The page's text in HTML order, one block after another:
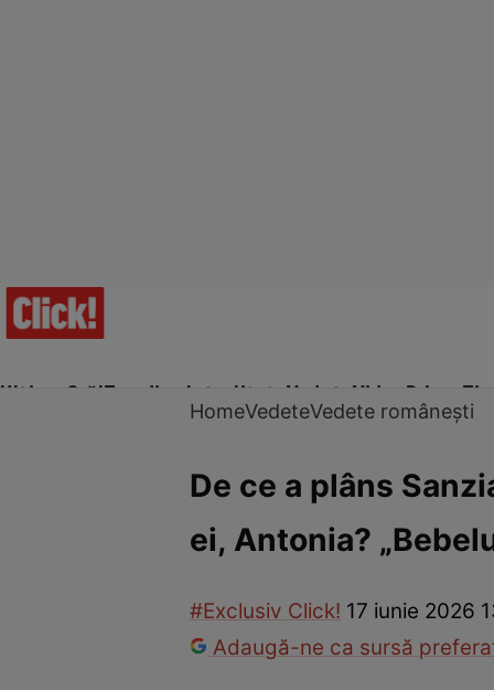
Ultima Oră!Trending Actualitate Vedete Video Prime
Vedete internaționaleVedete româneștiInterviurile
HomeVedeteVedete românești
De ce a plâns
ei, Antonia?
#Exclusiv Click! 17 iunie 2026
Adaugă-ne ca sursă